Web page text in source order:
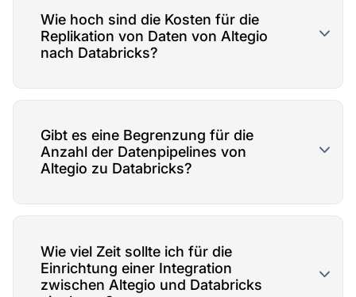
Wie hoch sind die Kosten für die
Replikation von Daten von Altegio
nach Databricks?
Gibt es eine Begrenzung für die
Anzahl der Datenpipelines von
Altegio zu Databricks?
Wie viel Zeit sollte ich für die
Einrichtung einer Integration
zwischen Altegio und Databricks